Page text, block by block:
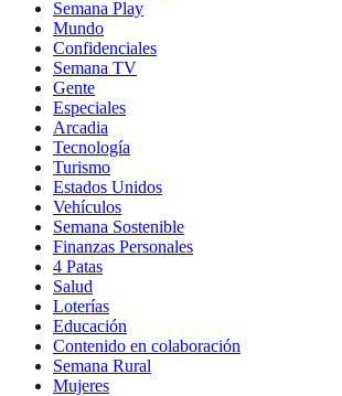
Semana Play
Mundo
Confidenciales
Semana TV
Gente
Especiales
Arcadia
Tecnología
Turismo
Estados Unidos
Vehículos
Semana Sostenible
Finanzas Personales
4 Patas
Salud
Loterías
Educación
Contenido en colaboración
Semana Rural
Mujeres